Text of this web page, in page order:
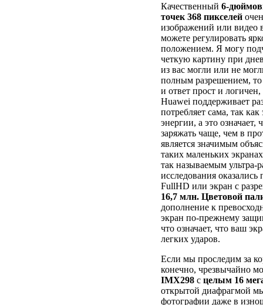
Качественный 6-
точек 368 пикселей
изображений или видео
можете регулировать
положением. Я могу
четкую картину при
из вас могли или не
полным разрешением, то
и ответ прост и
Huawei поддерживает
потребляет сама, так
энергии, а это означает,
заряжать чаще, чем в
является значимым
таких маленьких
так называемым ультра-
исследования
FullHD или экран с
16,7 млн. Цветовой
дополнение к
экран по-прежнему
что означает, что ваш
легких ударов.
Если мы проследим за
конечно, чрезвычайно
IMX298 с целым 16
открытой диафрагмой
фотографии даже в